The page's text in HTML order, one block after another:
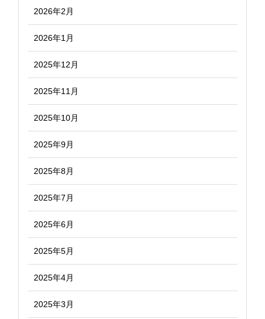
2026年2月
2026年1月
2025年12月
2025年11月
2025年10月
2025年9月
2025年8月
2025年7月
2025年6月
2025年5月
2025年4月
2025年3月